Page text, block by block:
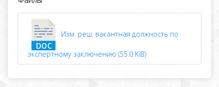
Изм. реш. вакантная должность по
экспертному заключению (55.0 KiB)